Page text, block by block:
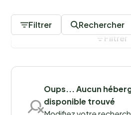
Filtrer Rechercher
Sauvegarder les filtres
Filtrer
Oups... Aucun
disponible trouvé